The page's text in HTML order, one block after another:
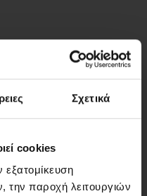
Σχετικά
cookies
εξατομίκευση
την παροχή λειτουργιών
υπηρεσίες